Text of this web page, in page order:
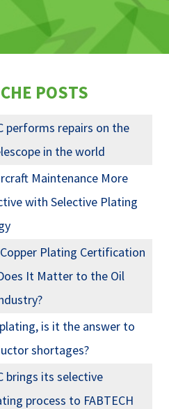
POSTS
performs repairs on the
in the world
Maintenance More
with Selective Plating
Plating Certification
It Matter to the Oil
is it the answer to
shortages?
brings its selective
process to FABTECH